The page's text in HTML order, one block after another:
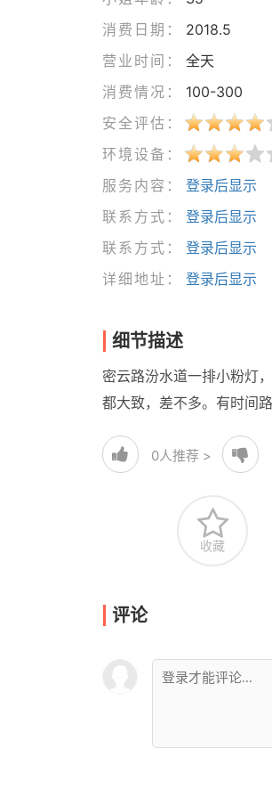
消费日期：
2018.5
营业时间：
全天
消费情况：
100-300
安全评估：
环境设备：
服务内容：
登录后显示
联系方式：
登录后显示
联系方式：
登录后显示
详细地址：
登录后显示
细节描述
密云路汾水道一排小粉灯
都大致，差不多。有时间
0人推荐 >
收藏
评论